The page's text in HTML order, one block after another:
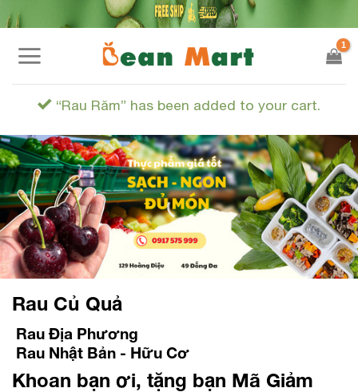
to
content
“Rau Răm” has been added to your cart.
Rau Củ Quả
Rau Địa Phương
Rau Nhật Bản - Hữu Cơ
Khoan bạn ơi, tặng bạn Mã Giảm